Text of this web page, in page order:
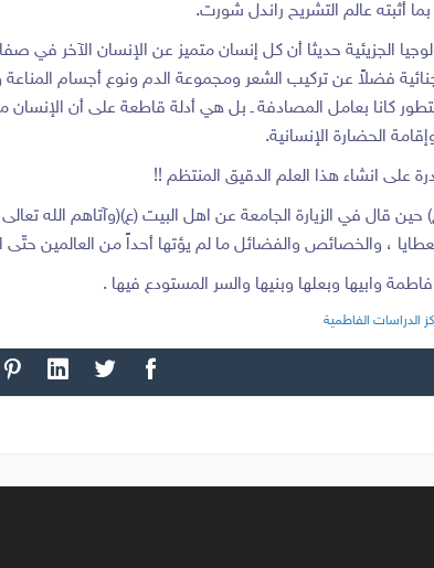
أثبته عالم التشريح راندل شورت.
فضلاً عن تركيب الشعر ومجموعة الدم ونوع أجسام
كانا بعامل المصادفة ـ بل هي أدلة قاطعة على أن
الحضارة الإنسانية.
على انشاء هذا العلم الدقيق المنتظم !!
قال في الزيارة الجامعة عن اهل البيت (ع)(وآتاهم الله
، والخصائص والفضائل ما لم يؤتها أحداً من العالمين حتّى
وبعلها وبنيها والسر المستودع فيها .
الدراسات الفاطمية